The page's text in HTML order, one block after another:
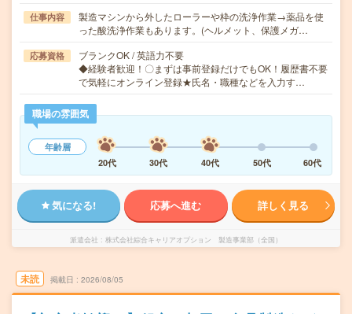
仕事内容
製造マシンから外したローラーや枠の洗浄作業→薬品を使
った酸洗浄作業もあります。(ヘルメット、保護メガ…
応募資格
ブランクOK / 英語力不要
◆経験者歓迎！〇まずは事前登録だけでもOK！履歴書不要
で気軽にオンライン登録★氏名・職種などを入力す…
職場の雰囲気
年齢層
20代
30代 40代 50代 60代
気になる! 応募へ進む 詳しく見る
派遣会社 株式会社綜合キャリアオプション 製造事業部（全国）
未読 掲載日 2026/08/05